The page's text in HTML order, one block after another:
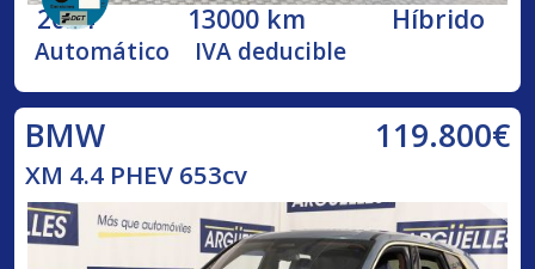
2024 13000 km Híbrido
Automático IVA deducible
BMW 119.800€
XM 4.4 PHEV 653cv